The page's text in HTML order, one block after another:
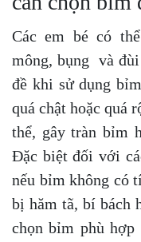
Các em bé có
mông, bụng và
đề khi sử dụng
quá chật hoặc quá
thể, gây tràn bỉm
Đặc biệt đối với
nếu bỉm không có
bị hăm tã, bí bách
chọn bỉm phù